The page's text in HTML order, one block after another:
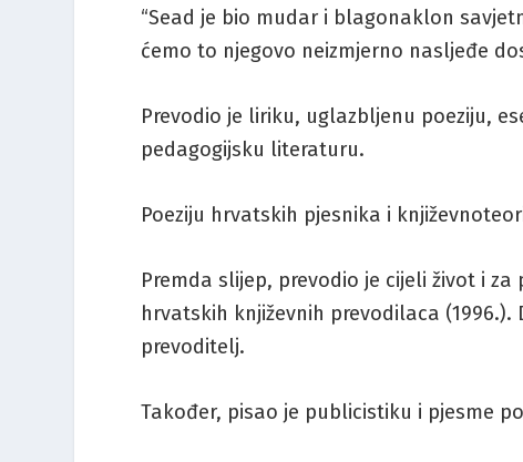
“Sead je bio mudar i blagonaklon
ćemo to njegovo neizmjerno nasljeđe
Prevodio je liriku, uglazbljenu poeziju,
pedagogijsku literaturu.
Poeziju hrvatskih pjesnika i
Premda slijep, prevodio je cijeli život i
hrvatskih književnih prevodilaca
prevoditelj.
Također, pisao je publicistiku i pjesme